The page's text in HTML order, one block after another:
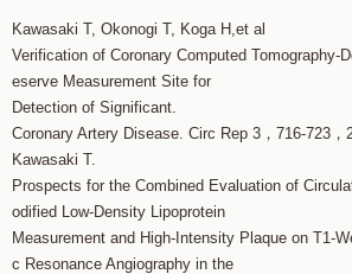
Kawasaki T, Okonogi T, Koga H,et al
Verification of Coronary Computed Tomography-
eserve Measurement Site for
Detection of Significant.
Coronary Artery Disease. Circ Rep 3，716-723，
Kawasaki T.
Prospects for the Combined Evaluation of
odified Low-Density Lipoprotein
Measurement and High-Intensity Plaque on T1-
c Resonance Angiography in the